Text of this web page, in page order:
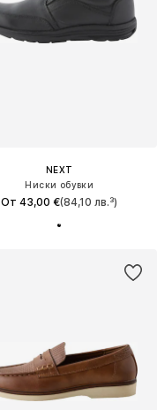
NEXT
Ниски обувки
От 43,00 €(84,10 лв.³)